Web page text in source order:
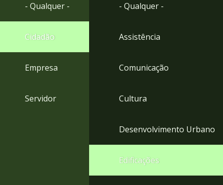
rodapé
- Qualquer -
Cidadão
Empresa
Servidor
- Qualquer -
Assistência
Comunicação
Cultura
Desenvolvimento Urbano
Edificações